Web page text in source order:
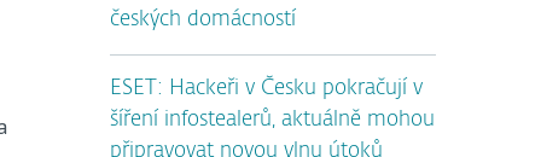
českých domácností
ESET: Hackeři v Česku pokračují v
šíření infostealerů, aktuálně mohou
připravovat novou vlnu útoků